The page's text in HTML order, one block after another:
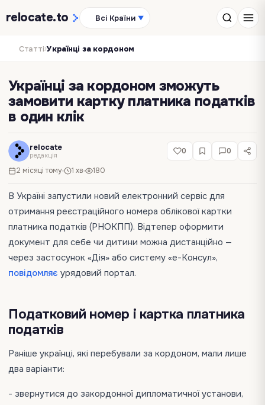
relocate.to Всі Країни ▼
Статті›Українці за кордоном
Українці за кордоном зможуть
замовити картку платника податків
в один клік
relocate
редакція
2 місяці тому 1 хв 180
0 0
В Україні запустили новий електронний сервіс для
отримання реєстраційного номера облікової картки
платника податків (РНОКПП). Відтепер оформити
документ для себе чи дитини можна дистанційно —
через застосунок «Дія» або систему «е-Консул»,
повідомляє урядовий портал.
Податковий номер і картка платника
податків
Раніше українці, які перебували за кордоном, мали лише
два варіанти:
- звернутися до закордонної дипломатичної установи,